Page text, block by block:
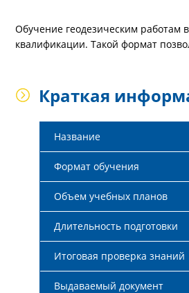
Обучение геодезическим
квалификации. Такой формат
Краткая
Название
Формат обучения
Объем учебных планов
Длительность подготовки
Итоговая проверка знаний
Выдаваемый документ